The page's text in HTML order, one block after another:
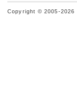
Copyright © 2005-2026